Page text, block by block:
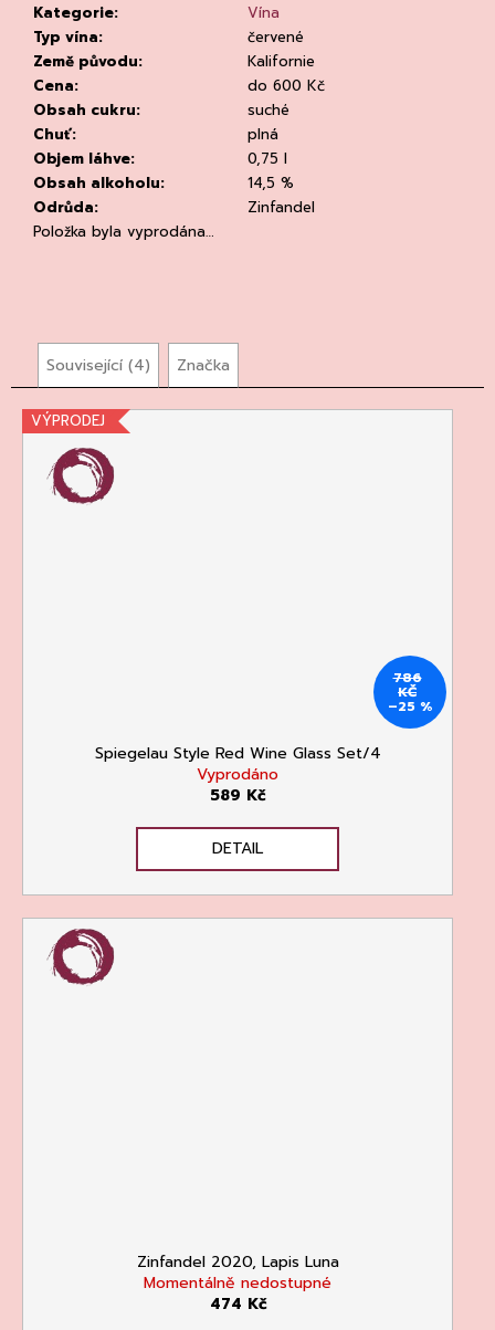
Kategorie:
Vína
Typ vína:
červené
Země původu:
Kalifornie
Cena:
do 600 Kč
Obsah cukru:
suché
Chuť:
plná
Objem láhve:
0,75 l
Obsah alkoholu:
14,5 %
Odrůda:
Zinfandel
Položka byla vyprodána…
Související (4) Značka
VÝPRODEJ
786
KČ
–25 %
Spiegelau Style Red Wine Glass Set/4
Vyprodáno
589 Kč
DETAIL
Zinfandel 2020, Lapis Luna
Momentálně nedostupné
474 Kč
KVETNA
AURIGA
PINOT
NOIR/NEBBIOLO
502